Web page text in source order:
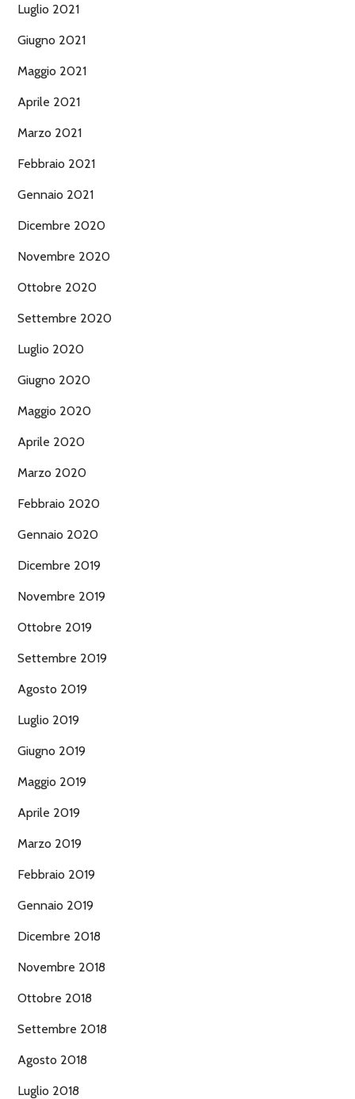
Luglio 2021
Giugno 2021
Maggio 2021
Aprile 2021
Marzo 2021
Febbraio 2021
Gennaio 2021
Dicembre 2020
Novembre 2020
Ottobre 2020
Settembre 2020
Luglio 2020
Giugno 2020
Maggio 2020
Aprile 2020
Marzo 2020
Febbraio 2020
Gennaio 2020
Dicembre 2019
Novembre 2019
Ottobre 2019
Settembre 2019
Agosto 2019
Luglio 2019
Giugno 2019
Maggio 2019
Aprile 2019
Marzo 2019
Febbraio 2019
Gennaio 2019
Dicembre 2018
Novembre 2018
Ottobre 2018
Settembre 2018
Agosto 2018
Luglio 2018